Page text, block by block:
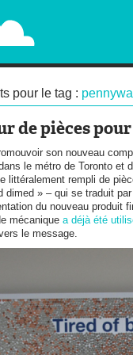
GUÉRILLA
pour le tag : pennywall
de pièces
son nouveau
le métro de Toronto et
littéralement rempli de
dimed » – qui se traduit
du nouveau produit
mécanique a déjà été
le message.